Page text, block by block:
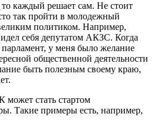
то каждый решает сам. Не стоит
так пройти в молодежный
политиком. Например,
себя депутатом АКЗС. Когда
у меня было желание
общественной деятельности
быть полезным своему краю,
стать стартом
Такие примеры есть, например,